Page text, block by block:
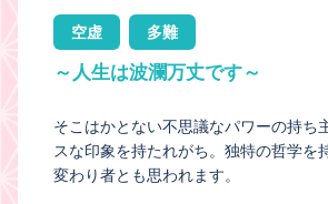
空虚 多難
～人生は波瀾万丈です～
そこはかとない不思議なパワーの持ち
スな印象を持たれがち。独特の哲学を
変わり者とも思われます。